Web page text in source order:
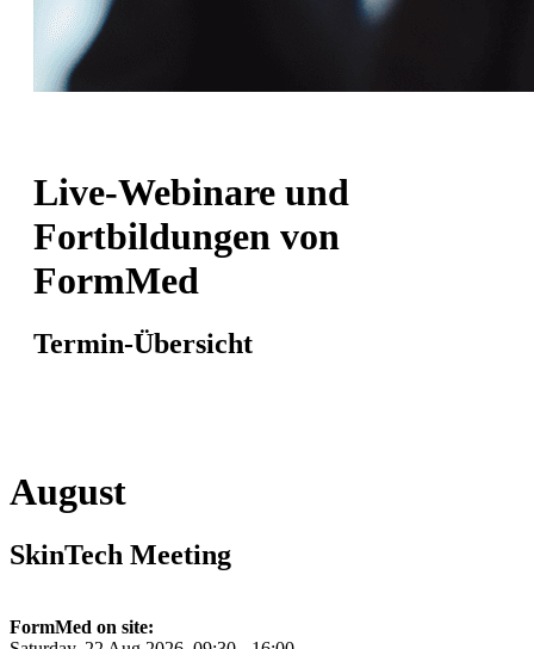
Live-Webinare und
Fortbildungen von
FormMed
Termin-Übersicht
August
SkinTech Meeting
FormMed on site: